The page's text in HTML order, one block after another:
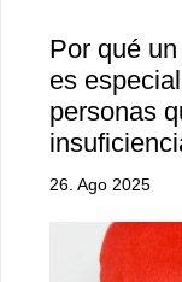
Por qué
es
personas
26. Ago 2025